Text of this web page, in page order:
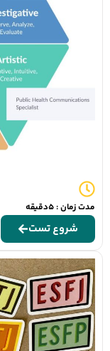
مدت زمان : 5دقیقه
شروع تست